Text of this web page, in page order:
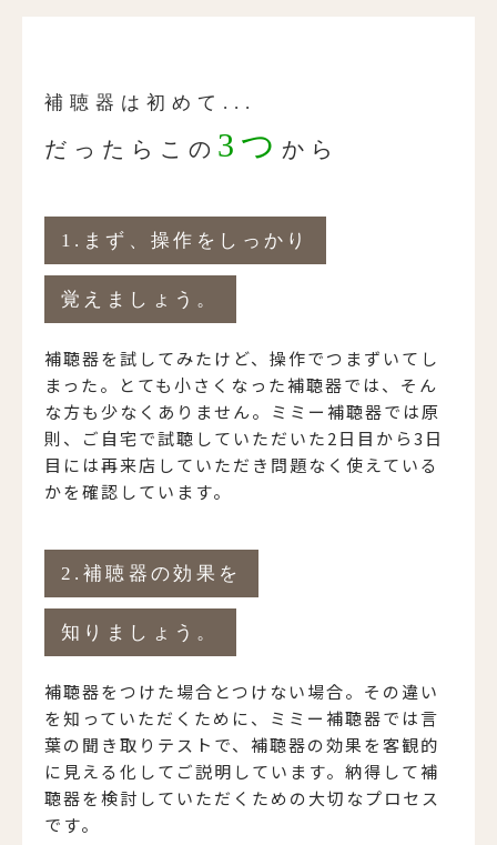
補聴器は初めて...
だったらこの 3つ から
1.まず、操作をしっかり
覚えましょう。
補聴器を試してみたけど、操作でつまずいてし
まった。とても小さくなった補聴器では、そん
な方も少なくありません。ミミー補聴器では原
則、ご自宅で試聴していただいた2日目から3日
目には再来店していただき問題なく使えている
かを確認しています。
2.補聴器の効果を
知りましょう。
補聴器をつけた場合とつけない場合。その違い
を知っていただくために、ミミー補聴器では言
葉の聞き取りテストで、補聴器の効果を客観的
に見える化してご説明しています。納得して補
聴器を検討していただくための大切なプロセス
です。